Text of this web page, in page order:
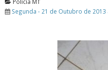
Segunda - 21 de Outubro de 2013